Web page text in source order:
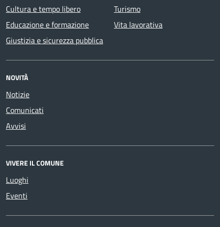
Cultura e tempo libero
Educazione e formazione
Giustizia e sicurezza pubblica
Turismo
Vita lavorativa
NOVITÀ
Notizie
Comunicati
Avvisi
VIVERE IL COMUNE
Luoghi
Eventi